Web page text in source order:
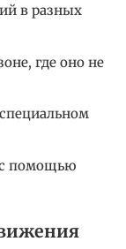
в разных
где оно не
с помощью